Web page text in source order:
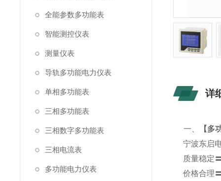
全能参数多功能表
智能测控仪表
测量仪表
导轨多功能电力仪表
单相多功能表
三相多功能表
三相数字多功能表
三相电流表
多功能电力仪表
详
一、 【多
宁波东启
质量稳定
价格合理